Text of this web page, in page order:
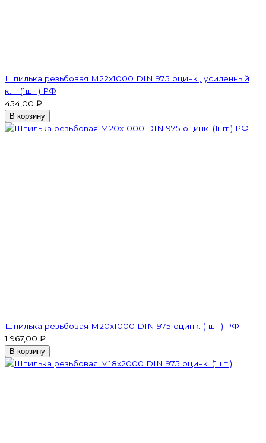
Шпилька резьбовая M22x1000 DIN 975 оцинк., усиленный
к.п. (1шт.) РФ
454,00 ₽
В корзину
Шпилька резьбовая M20x1000 DIN 975 оцинк. (1шт.) РФ
1 967,00 ₽
В корзину